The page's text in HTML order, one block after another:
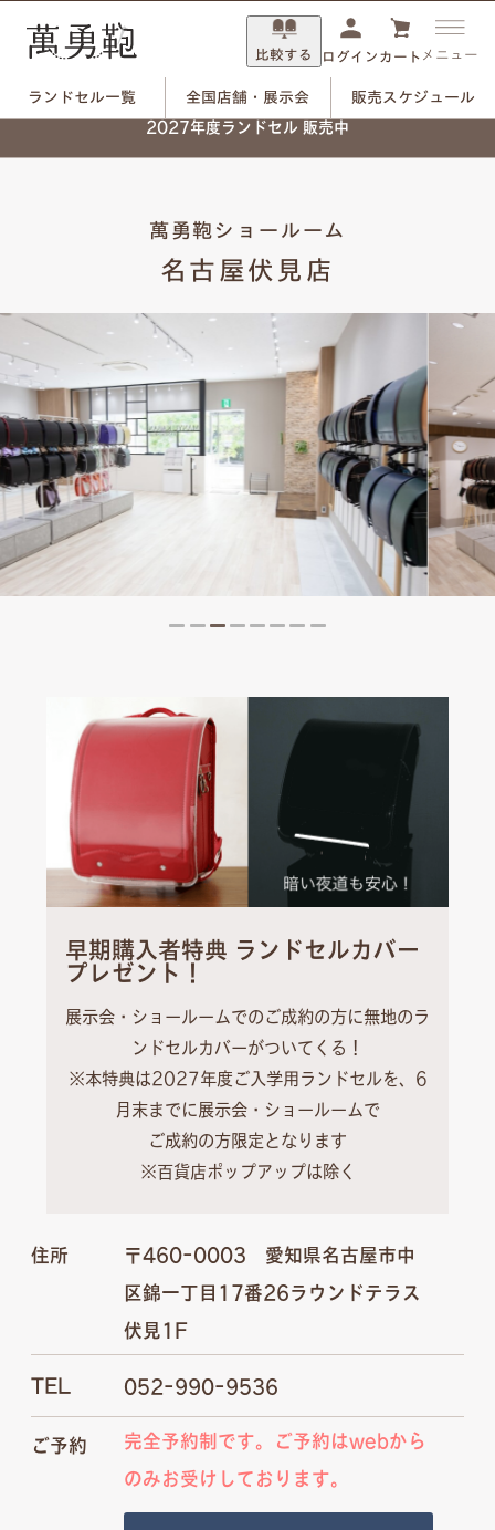
比較する ログイン カート メニュー
販売スケジュール
ランドセル一覧
全国店舗・展示会
2027年度ランドセル 販売中
萬勇鞄ショールーム
名古屋伏見店
早期購入者特典 ランドセルカバー
プレゼント！
展示会・ショールームでのご成約の方に無地のラ
ンドセルカバーがついてくる！
※本特典は2027年度ご入学用ランドセルを、6
月末までに展示会・ショールームで
ご成約の方限定となります
※百貨店ポップアップは除く
住所
〒460-0003 愛知県名古屋市中
区錦一丁目17番26ラウンドテラス
伏見1F
TEL 052-990-9536
ご予約
完全予約制です。ご予約はwebから
のみお受けしております。